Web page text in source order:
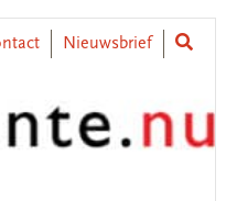
Nieuwsbrief